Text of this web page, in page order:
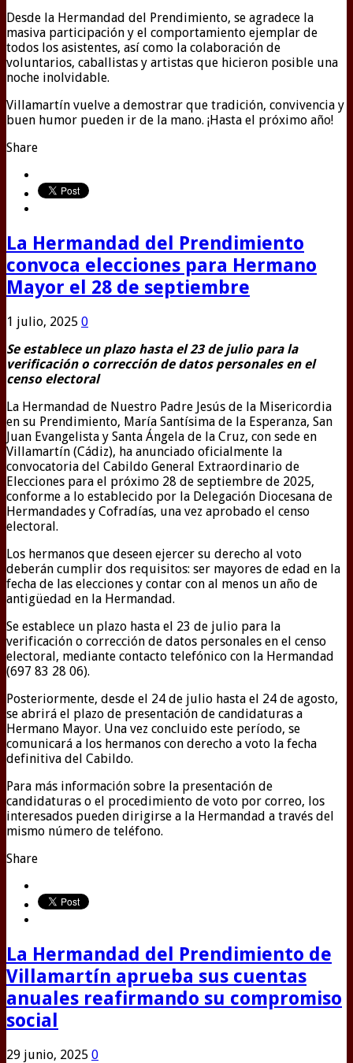
Desde la Hermandad del Prendimiento, se agradece la
masiva participación y el comportamiento ejemplar de
todos los asistentes, así como la colaboración de
voluntarios, caballistas y artistas que hicieron posible una
noche inolvidable.
Villamartín vuelve a demostrar que tradición, convivencia y
buen humor pueden ir de la mano. ¡Hasta el próximo año!
Share
La Hermandad del Prendimiento
convoca elecciones para Hermano
Mayor el 28 de septiembre
1 julio, 2025 0
Se establece un plazo hasta el 23 de julio para la
verificación o corrección de datos personales en el
censo electoral
La Hermandad de Nuestro Padre Jesús de la Misericordia
en su Prendimiento, María Santísima de la Esperanza, San
Juan Evangelista y Santa Ángela de la Cruz, con sede en
Villamartín (Cádiz), ha anunciado oficialmente la
convocatoria del Cabildo General Extraordinario de
Elecciones para el próximo 28 de septiembre de 2025,
conforme a lo establecido por la Delegación Diocesana de
Hermandades y Cofradías, una vez aprobado el censo
electoral.
Los hermanos que deseen ejercer su derecho al voto
deberán cumplir dos requisitos: ser mayores de edad en la
fecha de las elecciones y contar con al menos un año de
antigüedad en la Hermandad.
Se establece un plazo hasta el 23 de julio para la
verificación o corrección de datos personales en el censo
electoral, mediante contacto telefónico con la Hermandad
(697 83 28 06).
Posteriormente, desde el 24 de julio hasta el 24 de agosto,
se abrirá el plazo de presentación de candidaturas a
Hermano Mayor. Una vez concluido este período, se
comunicará a los hermanos con derecho a voto la fecha
definitiva del Cabildo.
Para más información sobre la presentación de
candidaturas o el procedimiento de voto por correo, los
interesados pueden dirigirse a la Hermandad a través del
mismo número de teléfono.
Share
La Hermandad del Prendimiento de
Villamartín aprueba sus cuentas
anuales reafirmando su compromiso
social
29 junio, 2025 0